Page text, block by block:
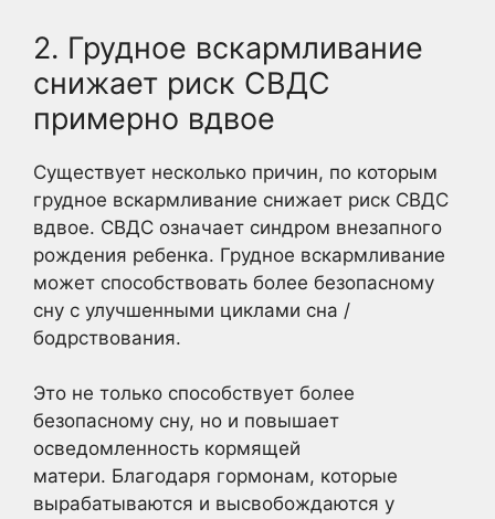
2. Грудное вскармливание
снижает риск СВДС
примерно вдвое
Существует несколько причин, по которым
грудное вскармливание снижает риск СВДС
вдвое. СВДС означает синдром внезапного
рождения ребенка. Грудное вскармливание
может способствовать более безопасному
сну с улучшенными циклами сна /
бодрствования.
Это не только способствует более
безопасному сну, но и повышает
осведомленность кормящей
матери. Благодаря гормонам, которые
вырабатываются и высвобождаются у